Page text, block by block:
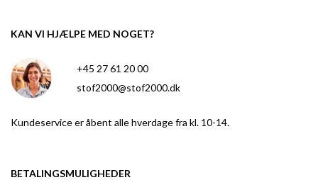
KAN VI HJÆLPE MED NOGET?
+45 27 61 20 00
stof2000@stof2000.dk
Kundeservice er åbent alle hverdage fra kl. 10-14.
BETALINGSMULIGHEDER